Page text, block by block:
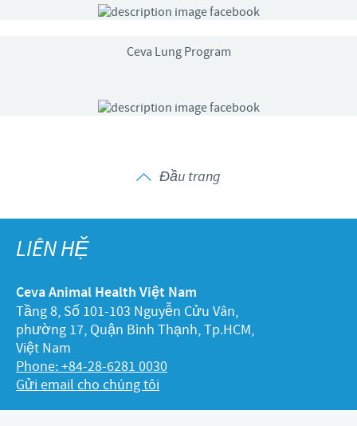
Ceva Lung Program
Đầu trang
LIÊN HỆ
Ceva Animal Health Việt Nam
Tầng 8, Số 101-103 Nguyễn Cửu Vân,
phường 17, Quận Bình Thạnh, Tp.HCM,
Việt Nam
Phone: +84-28-6281 0030
Gửi email cho chúng tôi